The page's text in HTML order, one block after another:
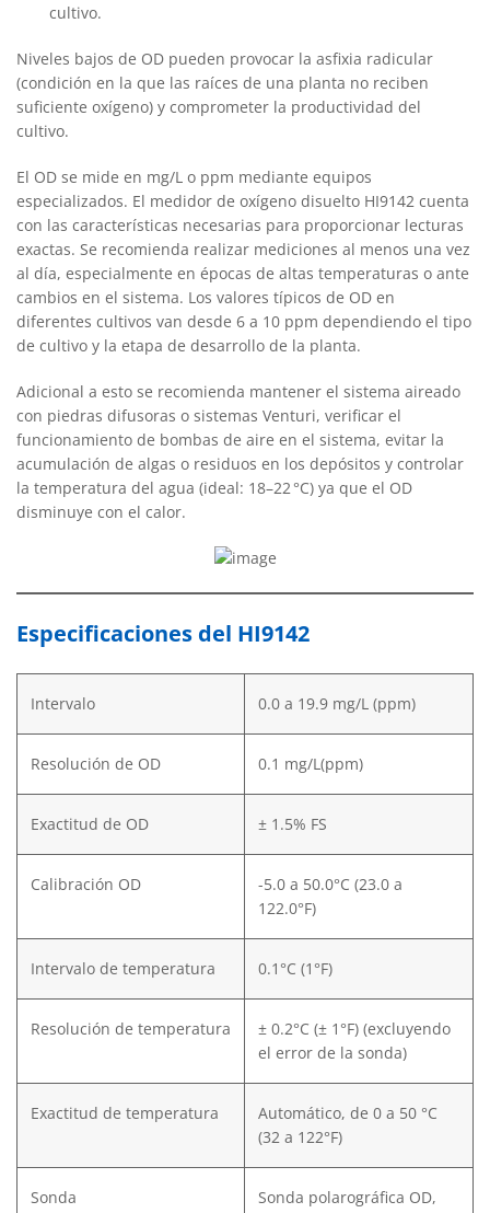
cultivo.
Niveles bajos de OD pueden provocar la asfixia radicular
(condición en la que las raíces de una planta no reciben
suficiente oxígeno) y comprometer la productividad del
cultivo.
El OD se mide en mg/L o ppm mediante equipos
especializados. El medidor de oxígeno disuelto HI9142 cuenta
con las características necesarias para proporcionar lecturas
exactas. Se recomienda realizar mediciones al menos una vez
al día, especialmente en épocas de altas temperaturas o ante
cambios en el sistema. Los valores típicos de OD en
diferentes cultivos van desde 6 a 10 ppm dependiendo el tipo
de cultivo y la etapa de desarrollo de la planta.
Adicional a esto se recomienda mantener el sistema aireado
con piedras difusoras o sistemas Venturi, verificar el
funcionamiento de bombas de aire en el sistema, evitar la
acumulación de algas o residuos en los depósitos y controlar
la temperatura del agua (ideal: 18–22 °C) ya que el OD
disminuye con el calor.
Especificaciones del HI9142
Intervalo 0.0 a 19.9 mg/L (ppm)
Resolución de OD 0.1 mg/L(ppm)
Exactitud de OD ± 1.5% FS
Calibración OD
-5.0 a 50.0°C (23.0 a
122.0°F)
Intervalo de temperatura 0.1°C (1°F)
Resolución de temperatura
± 0.2°C (± 1°F) (excluyendo
el error de la sonda)
Exactitud de temperatura
Automático, de 0 a 50 °C
(32 a 122°F)
Sonda
Sonda polarográfica OD,